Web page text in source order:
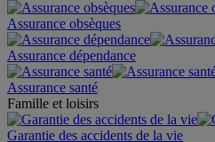
Assurance obsèques
Assurance dépendance
Assurance santé
Famille et loisirs
Garantie des accidents de la vie